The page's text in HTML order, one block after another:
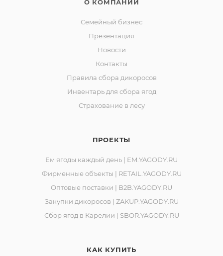
О КОМПАНИИ
Семейный бизнес
Презентация
Новости
Контакты
Правила сбора дикоросов
Инвентарь для сбора ягод
Страхование в лесу
ПРОЕКТЫ
Ем ягоды каждый день | EM.YAGODY.RU
Фирменные объекты | RETAIL.YAGODY.RU
Оптовые поставки | B2B.YAGODY.RU
Закупки дикоросов | ZAKUP.YAGODY.RU
Сбор ягод в Карелии | SBOR.YAGODY.RU
КАК КУПИТЬ